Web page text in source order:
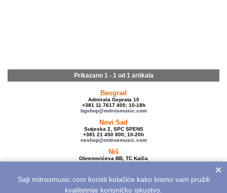
Prikazano 1 - 1 od 1 artikala
Beograd
Admirala Geprata 10
+381 11 7617 400; 10-18h
bgshop@mitrosmusic.com
Novi Sad
Sutjeska 2, SPC SPENS
+381 21 450 800; 10-20h
nsshop@mitrosmusic.com
Niš
Obrenovićeva BB, TC Kalča
Veleprodaja
Admirala Geprata 10,
×
Sajt mitrosmusic.com koristi kolačiće kako bismo vam pružili
kvalitetnije korisničko iskustvo.